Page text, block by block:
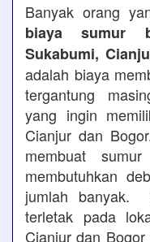
Banyak orang
biaya sumur
Sukabumi,
adalah biaya
tergantung
yang ingin
Cianjur dan
membuat
membutuhkan
jumlah banyak.
terletak pada
Cianjur dan